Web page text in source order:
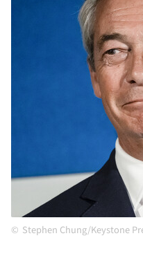
Stephen Chung/Keystone